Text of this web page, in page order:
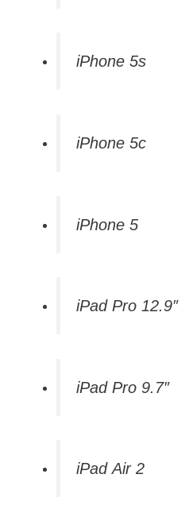
iPhone 5s
iPhone 5c
iPhone 5
iPad Pro 12.9″
iPad Pro 9.7″
iPad Air 2